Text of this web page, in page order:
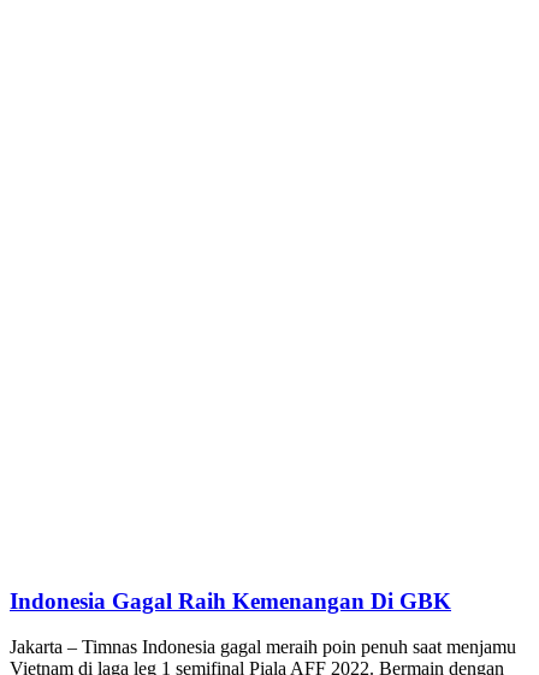
Indonesia Gagal Raih Kemenangan Di GBK
Jakarta – Timnas Indonesia gagal meraih poin penuh saat menjamu
Vietnam di laga leg 1 semifinal Piala AFF 2022. Bermain dengan